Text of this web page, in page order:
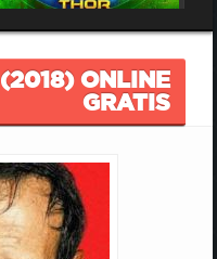
ONLINE
GRATIS